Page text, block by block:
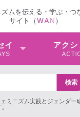
ズムを伝える・学ぶ・つ
サイト（WAN ）
イ アクシ
ミニズム実践とジェンダー